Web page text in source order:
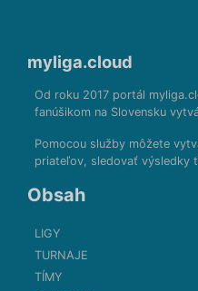
myliga.cloud
Od roku 2017 portál
fanúšikom na Slovensku
Pomocou služby môžete
priateľov, sledovať výsledky
Obsah
LIGY
TURNAJE
TÍMY